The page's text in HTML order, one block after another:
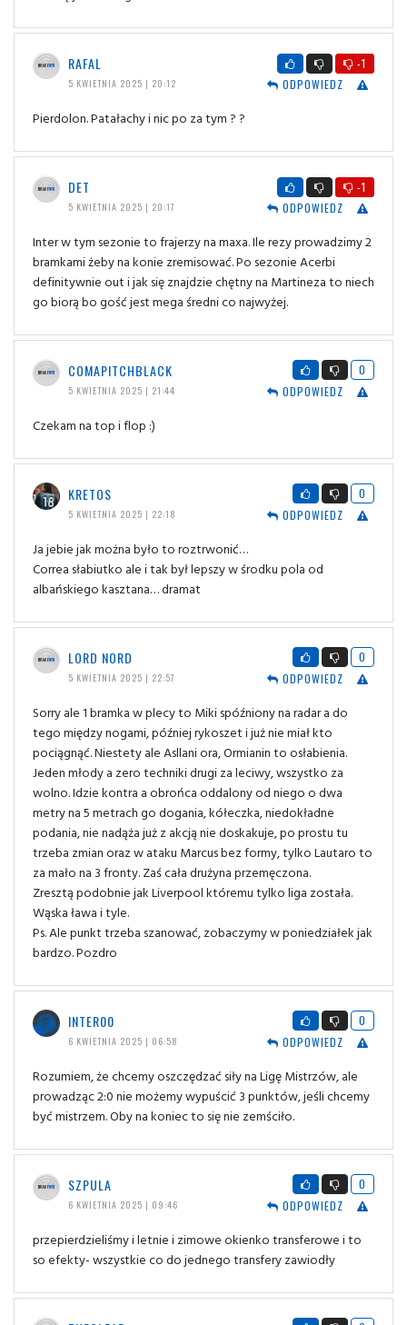
RAFAL
5 KWIETNIA 2025 | 20:12
-1
ODPOWIEDZ
Pierdolon. Patałachy i nic po za tym ? ?
DET
5 KWIETNIA 2025 | 20:17
-1
ODPOWIEDZ
Inter w tym sezonie to frajerzy na maxa. Ile rezy prowadzimy 2
bramkami żeby na konie zremisować. Po sezonie Acerbi
definitywnie out i jak się znajdzie chętny na Martineza to niech
go biorą bo gość jest mega średni co najwyżej.
COMAPITCHBLACK
5 KWIETNIA 2025 | 21:44
0
ODPOWIEDZ
Czekam na top i flop :)
KRETOS
5 KWIETNIA 2025 | 22:18
0
ODPOWIEDZ
Ja jebie jak można było to roztrwonić…
Correa słabiutko ale i tak był lepszy w środku pola od
albańskiego kasztana… dramat
LORD NORD
5 KWIETNIA 2025 | 22:57
0
ODPOWIEDZ
Sorry ale 1 bramka w plecy to Miki spóźniony na radar a do
tego między nogami, później rykoszet i już nie miał kto
pociągnąć. Niestety ale Asllani ora, Ormianin to osłabienia.
Jeden młody a zero techniki drugi za leciwy, wszystko za
wolno. Idzie kontra a obrońca oddalony od niego o dwa
metry na 5 metrach go dogania, kółeczka, niedokładne
podania, nie nadąża już z akcją nie doskakuje, po prostu tu
trzeba zmian oraz w ataku Marcus bez formy, tylko Lautaro to
za mało na 3 fronty. Zaś cała drużyna przemęczona.
Zresztą podobnie jak Liverpool któremu tylko liga została.
Wąska ława i tyle.
Ps. Ale punkt trzeba szanować, zobaczymy w poniedziałek jak
bardzo. Pozdro
INTER00
6 KWIETNIA 2025 | 06:58
0
ODPOWIEDZ
Rozumiem, że chcemy oszczędzać siły na Ligę Mistrzów, ale
prowadząc 2:0 nie możemy wypuścić 3 punktów, jeśli chcemy
być mistrzem. Oby na koniec to się nie zemściło.
SZPULA
6 KWIETNIA 2025 | 09:46
0
ODPOWIEDZ
przepierdzieliśmy i letnie i zimowe okienko transferowe i to
so efekty- wszystkie co do jednego transfery zawiodły